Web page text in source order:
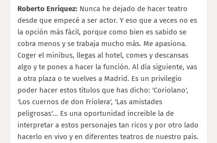
Roberto Enríquez: Nunca he dejado de hacer teatro
desde que empecé a ser actor. Y eso que a veces no es
la opción más fácil, porque como bien es sabido se
cobra menos y se trabaja mucho más. Me apasiona.
Coger el minibus, llegas al hotel, comes y descansas
algo y te pones a hacer la función. Al día siguiente, vas
a otra plaza o te vuelves a Madrid. Es un privilegio
poder hacer estos títulos que has dicho: 'Coriolano',
'Los cuernos de don Friolera', 'Las amistades
peligrosas'... Es una oportunidad increible la de
interpretar a estos personajes tan ricos y por otro lado
hacerlo en vivo y en diferentes teatros de nuestro país.